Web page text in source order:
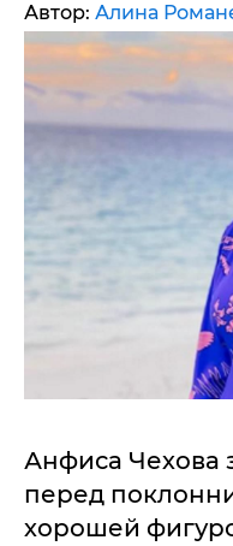
Автор: Алина
Анфиса Чехова
перед
хорошей